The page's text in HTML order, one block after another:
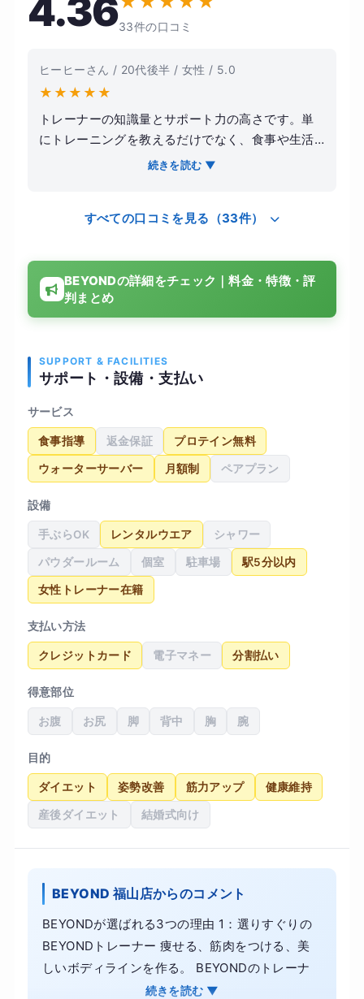
4.3633件の口コミ
ヒーヒーさん / 20代後半 / 女性 / 5.0
★ ★ ★ ★ ★
トレーナーの知識量とサポート力の高さです。単
にトレーニングを教えるだけでなく、食事や生活
習慣についても細かくアドバイスしてもらえるた
自然と上がります。実際に体重や体型の変化だけ
た。料金は決して安くありませんが、その分サー
ビスの質は高く、本気で身体を変えたい人には満
足度の高いジムだと感じました。
続きを読む ▼
すべての口コミを見る（33件）
BEYONDの詳細をチェック｜料金・特徴・評
判まとめ
SUPPORT & FACILITIES
サポート・設備・支払い
サービス
食事指導 返金保証 プロテイン無料
ウォーターサーバー 月額制 ペアプラン
設備
手ぶらOK レンタルウエア シャワー
パウダールーム 個室 駐車場 駅5分以内
女性トレーナー在籍
支払い方法
クレジットカード 電子マネー 分割払い
得意部位
お腹 お尻 脚 背中 胸 腕
目的
ダイエット 姿勢改善 筋力アップ 健康維持
産後ダイエット 結婚式向け
BEYOND 福山店からのコメント
BEYONDが選ばれる3つの理由 1：選りすぐりの
BEYONDトレーナー 痩せる、筋肉をつける、美
しいボディラインを作る。 BEYONDのトレーナ
ーは、主に体の美しさを競う大会での入賞者から
続きを読む ▼